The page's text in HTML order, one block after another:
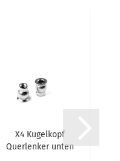
X4 Kugelkopf
Querlenker unten